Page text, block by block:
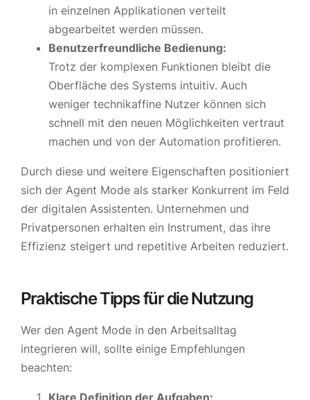
in einzelnen Applikationen verteilt
abgearbeitet werden müssen.
Benutzerfreundliche Bedienung:
Trotz der komplexen Funktionen bleibt die
Oberfläche des Systems intuitiv. Auch
weniger technikaffine Nutzer können sich
schnell mit den neuen Möglichkeiten vertraut
machen und von der Automation profitieren.
Durch diese und weitere Eigenschaften positioniert
sich der Agent Mode als starker Konkurrent im Feld
der digitalen Assistenten. Unternehmen und
Privatpersonen erhalten ein Instrument, das ihre
Effizienz steigert und repetitive Arbeiten reduziert.
Praktische Tipps für die Nutzung
Wer den Agent Mode in den Arbeitsalltag
integrieren will, sollte einige Empfehlungen
beachten: